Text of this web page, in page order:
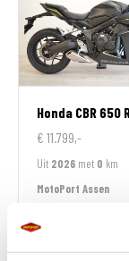
Honda CBR 650
€ 11.799,-
Uit 2026 met 0 km
MotoPort Assen